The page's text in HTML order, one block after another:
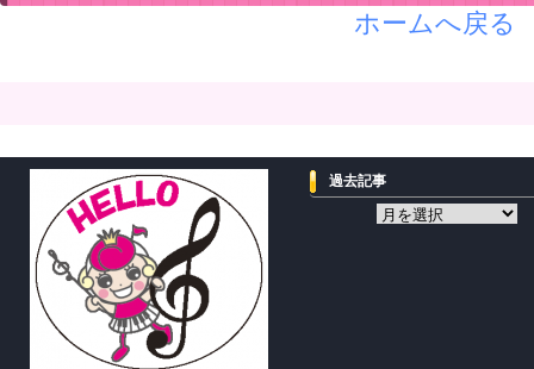
ホームへ戻る
過去記事